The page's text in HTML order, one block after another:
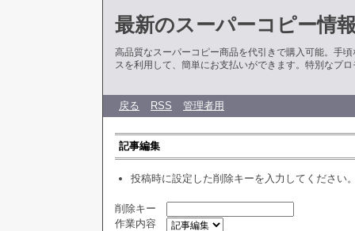
最新のスーパーコピー情
高品質なスーパーコピー商品を代引きで購入可能。手
スを利用して、簡単にお支払いができます。特別なプ
戻る RSS 管理者用
記事編集
投稿時に設定した削除キーを入力してください
削除キー
作業内容